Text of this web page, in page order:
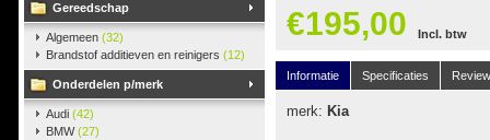
Gereedschap
Algemeen (32)
Brandstof additieven en reinigers (12)
Onderdelen p/merk
Audi (42)
BMW(27)
€195,00 Incl. btw
Informatie Specificaties
merk: Kia